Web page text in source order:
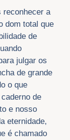
reconhecer a
dom total que
de
julgar os
de grande
o que
de
e nosso
eternidade,
é chamado